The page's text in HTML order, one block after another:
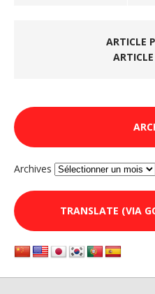
ARTICLE
Archives
TRANSLATE (VIA